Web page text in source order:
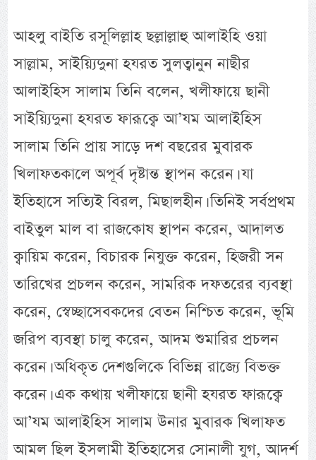
আহলু বাইতি রসূলিল্লাহ ছল্লাল্লাহু আলাইহি ওয়া
সাল্লাম, সাইয়্যিদুনা হযরত সুলত্বানুন নাছীর
আলাইহিস সালাম তিনি বলেন, খলীফায়ে ছানী
সাইয়্যিদুনা হযরত ফারূক্বে আ’যম আলাইহিস
সালাম তিনি প্রায় সাড়ে দশ বছরের মুবারক
খিলাফতকালে অপূর্ব দৃষ্টান্ত স্থাপন করেন। যা
ইতিহাসে সত্যিই বিরল, মিছালহীন। তিনিই সর্বপ্রথম
বাইতুল মাল বা রাজকোষ স্থাপন করেন, আদালত
ক্বায়িম করেন, বিচারক নিযুক্ত করেন, হিজরী সন
তারিখের প্রচলন করেন, সামরিক দফতরের ব্যবস্থা
করেন, স্বেচ্ছাসেবকদের বেতন নিশ্চিত করেন, ভূমি
জরিপ ব্যবস্থা চালু করেন, আদম শুমারির প্রচলন
করেন। অধিকৃত দেশগুলিকে বিভিন্ন রাজ্যে বিভক্ত
করেন। এক কথায় খলীফায়ে ছানী হযরত ফারূক্বে
আ’যম আলাইহিস সালাম উনার মুবারক খিলাফত
আমল ছিল ইসলামী ইতিহাসের সোনালী যুগ, আদর্শ